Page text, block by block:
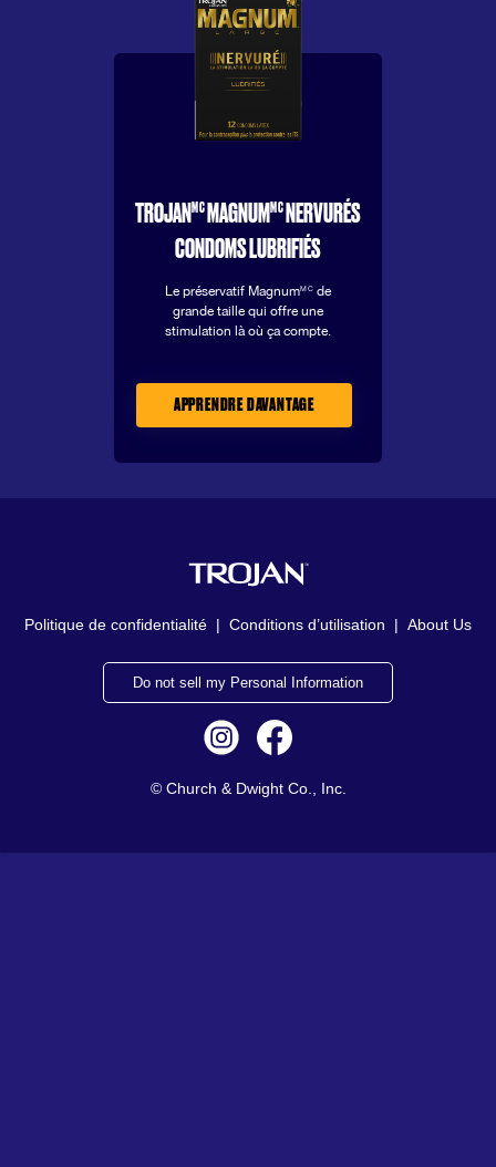
TROJAN MC MAGNUM MC NERVURÉS
CONDOMS LUBRIFIÉS
Le préservatif MagnumMC de
grande taille qui offre une
stimulation là où ça compte.
APPRENDRE DAVANTAGE
Politique de confidentialité | Conditions d’utilisation | About Us
Do not sell my Personal Information
© Church & Dwight Co., Inc.